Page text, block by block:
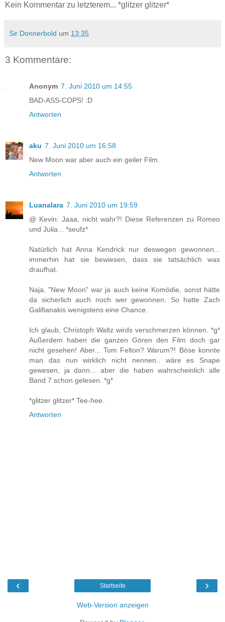
Kein Kommentar zu letzterem... *glitzer glitzer*
Sir Donnerbold um 13:35
3 Kommentare:
Anonym 7. Juni 2010 um 14:55
BAD-ASS-COPS! :D
Antworten
aku 7. Juni 2010 um 16:58
New Moon war aber auch ein geiler Film.
Antworten
Luanalara 7. Juni 2010 um 19:59
@ Kevin: Jaaa, nicht wahr?! Diese Referenzen zu Romeo
und Julia... *seufz*
Natürlich hat Anna Kendrick nur deswegen gewonnen...
immerhin hat sie bewiesen, dass sie tatsächlich was
draufhat.
Naja, "New Moon" war ja auch keine Komödie, sonst hätte
da sicherlich auch noch wer gewonnen. So hatte Zach
Galifianakis wenigstens eine Chance.
Ich glaub, Christoph Waltz wirds verschmerzen können. *g*
Außerdem haben die ganzen Gören den Film doch gar
nicht gesehen! Aber... Tom Felton? Warum?! Böse konnte
man das nun wirklich nicht nennen.. wäre es Snape
gewesen, ja dann... aber die haben wahrscheinlich alle
Band 7 schon gelesen. *g*
*glitzer glitzer* Tee-hee.
Antworten
‹ ›
Startseite
Web-Version anzeigen